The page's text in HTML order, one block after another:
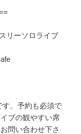
リーソロライブ
。予約も必須で
ブの観やすい席
問い合わせ下さ